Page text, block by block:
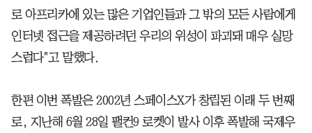
로 아프리카에 있는 많은 기업인들과 그 밖의 모든 사람에게
인터넷 접근을 제공하려던 우리의 위성이 파괴돼 매우 실망
스럽다"고 말했다.
한편 이번 폭발은 2002년 스페이스X가 창립된 이래 두 번째
로, 지난해 6월 28일 팰컨9 로켓이 발사 이후 폭발해 국제우